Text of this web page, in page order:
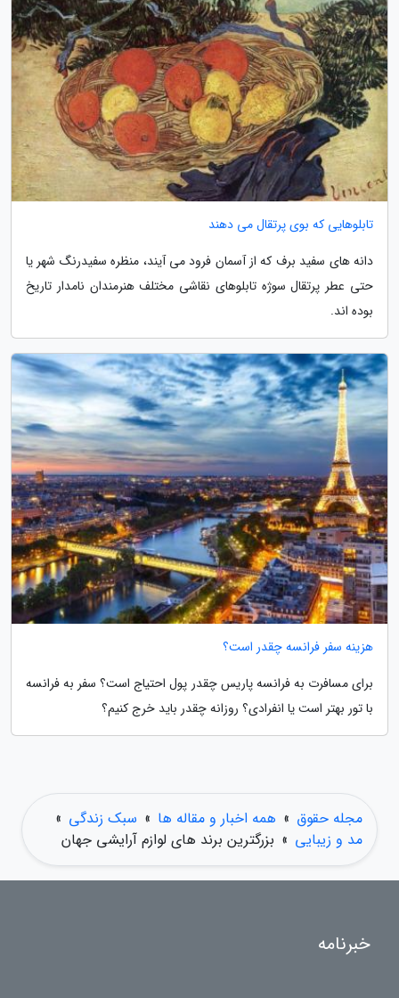
تابلوهایی که بوی پرتقال می دهند
دانه های سفید برف که از آسمان فرود می آیند، منظره سفیدرنگ شهر یا
حتی عطر پرتقال سوژه تابلوهای نقاشی مختلف هنرمندان نامدار تاریخ
بوده اند.
هزینه سفر فرانسه چقدر است؟
برای مسافرت به فرانسه پاریس چقدر پول احتیاج است؟ سفر به فرانسه
با تور بهتر است یا انفرادی؟ روزانه چقدر باید خرج کنیم؟
مجله حقوق » همه اخبار و مقاله ها » سبک زندگی »
مد و زیبایی » بزرگترین برند های لوازم آرایشی جهان
خبرنامه